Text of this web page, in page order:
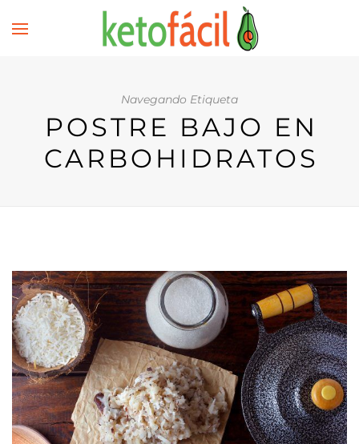
Navegando Etiqueta
POSTRE BAJO EN
CARBOHIDRATOS